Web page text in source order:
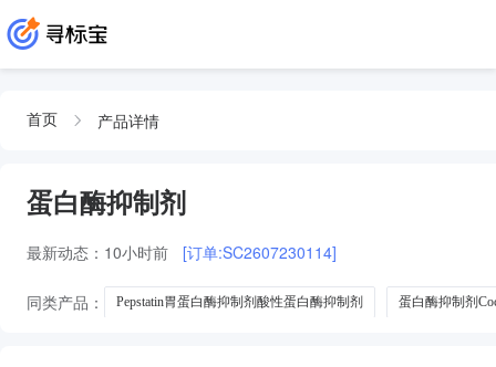
首页 产品详情
蛋白酶抑制剂
最新动态： 10小时前 [订单:SC2607230114]
同类产品： Pepstatin胃蛋白酶抑制剂酸性蛋白酶抑制剂 蛋白酶抑制剂